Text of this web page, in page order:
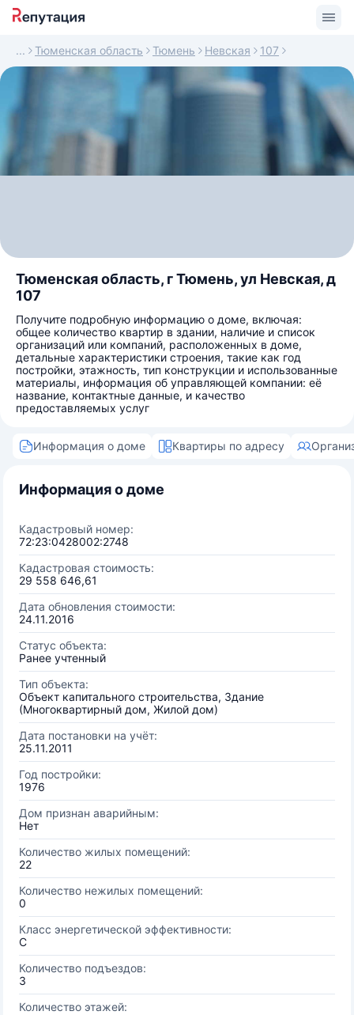
Тюменская область Тюмень Невская 107
Тюменская область, г Тюмень, ул Невская, д
107
Получите подробную информацию о доме, включая:
общее количество квартир в здании, наличие и список
организаций или компаний, расположенных в доме,
детальные характеристики строения, такие как год
постройки, этажность, тип конструкции и использованные
материалы, информация об управляющей компании: её
название, контактные данные, и качество
предоставляемых услуг
Информация о доме Квартиры по адресу
Информация о доме
Кадастровый номер:
72:23:0428002:2748
Кадастровая стоимость:
29 558 646,61
Дата обновления стоимости:
24.11.2016
Статус объекта:
Ранее учтенный
Тип объекта:
Объект капитального строительства, Здание
(Многоквартирный дом, Жилой дом)
Дата постановки на учёт:
25.11.2011
Год постройки:
1976
Дом признан аварийным:
Нет
Количество жилых помещений:
22
Количество нежилых помещений:
0
Класс энергетической эффективности:
C
Количество подъездов:
3
Количество этажей: